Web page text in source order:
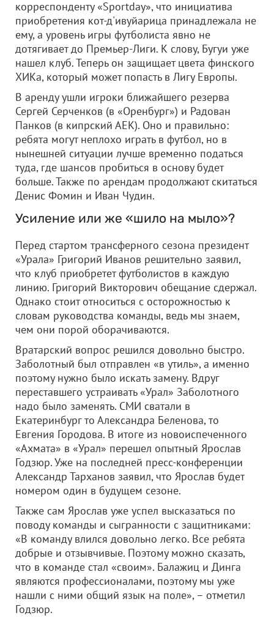
корреспонденту «Sportday», что инициатива
приобретения кот-д'ивуйарица принадлежала не
ему, а уровень игры футболиста явно не
дотягивает до Премьер-Лиги. К слову, Бугуи уже
нашел клуб. Теперь он защищает цвета финского
ХИКа, который может попасть в Лигу Европы.
В аренду ушли игроки ближайшего резерва
Сергей Серченков (в «Оренбург») и Радован
Панков (в кипрский АЕК). Оно и правильно:
ребята могут неплохо играть в футбол, но в
нынешней ситуации лучше временно податься
туда, где шансов пробиться в основу будет
больше. Также по арендам продолжают скитаться
Денис Фомин и Иван Чудин.
Усиление или же «шило на мыло»?
Перед стартом трансферного сезона президент
«Урала» Григорий Иванов решительно заявил,
что клуб приобретет футболистов в каждую
линию. Григорий Викторович обещание сдержал.
Однако стоит относиться с осторожностью к
словам руководства команды, ведь мы знаем,
чем они порой оборачиваются.
Вратарский вопрос решился довольно быстро.
Заболотный был отправлен «в утиль», а именно
поэтому нужно было искать замену. Вдруг
переставшего устраивать «Урал» Заболотного
надо было заменять. СМИ сватали в
Екатеринбург то Александра Беленова, то
Евгения Городова. В итоге из новоиспеченного
«Ахмата» в «Урал» перешел опытный Ярослав
Годзюр. Уже на последней пресс-конференции
Александр Тарханов заявил, что Ярослав будет
номером один в будущем сезоне.
Также сам Ярослав уже успел высказаться по
поводу команды и сыгранности с защитниками:
«В команду влился довольно легко. Все ребята
добрые и отзывчивые. Поэтому можно сказать,
что в команде стал «своим». Балажиц и Динга
являются профессионалами, поэтому мы уже
нашли с ними общий язык на поле», – отметил
Годзюр.